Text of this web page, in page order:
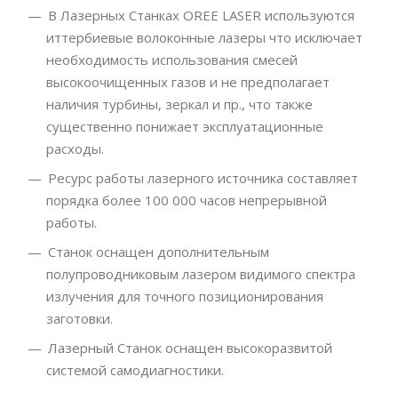
В Лазерных Станках OREE LASER используются
иттербиевые волоконные лазеры что исключает
необходимость использования смесей
высокоочищенных газов и не предполагает
наличия турбины, зеркал и пр., что также
существенно понижает эксплуатационные
расходы.
Ресурс работы лазерного источника составляет
порядка более 100 000 часов непрерывной
работы.
Станок оснащен дополнительным
полупроводниковым лазером видимого спектра
излучения для точного позиционирования
заготовки.
Лазерный Станок оснащен высокоразвитой
системой самодиагностики.